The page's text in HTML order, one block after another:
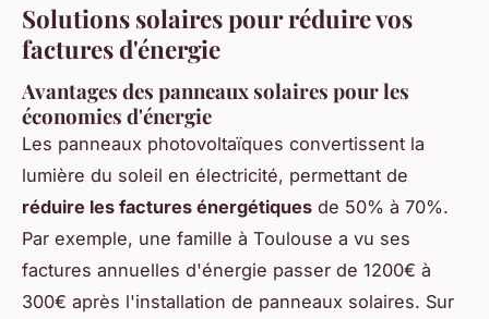
Solutions solaires pour réduire vos
factures d'énergie
Avantages des panneaux solaires pour les
économies d'énergie
Les panneaux photovoltaïques convertissent la
lumière du soleil en électricité, permettant de
réduire les factures énergétiques de 50% à 70%.
Par exemple, une famille à Toulouse a vu ses
factures annuelles d'énergie passer de 1200€ à
300€ après l'installation de panneaux solaires. Sur